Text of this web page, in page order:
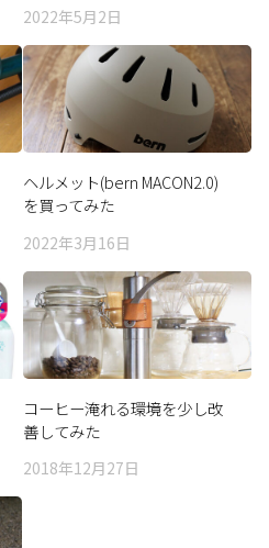
2022年5月2日
ヘルメット(bern MACON2.0)
を買ってみた
2022年3月16日
コーヒー淹れる環境を少し改
善してみた
2018年12月27日